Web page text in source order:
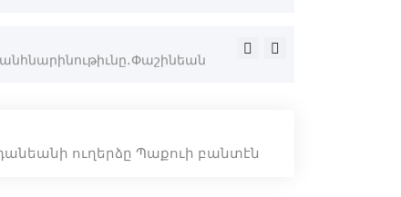
Այսօր ժամը 15:00 էն
ուղերձը Պաքուի բանտէն